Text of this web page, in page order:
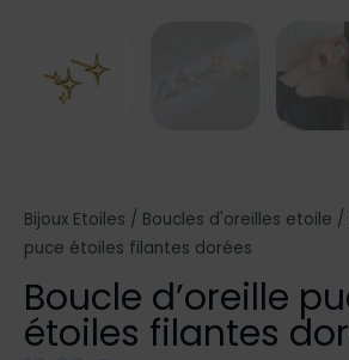
Bijoux Etoiles / Boucles d'oreilles etoile /
puce étoiles filantes dorées
Boucle d’oreille
étoiles filantes